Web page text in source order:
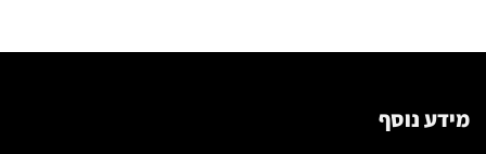
מידע נוסף